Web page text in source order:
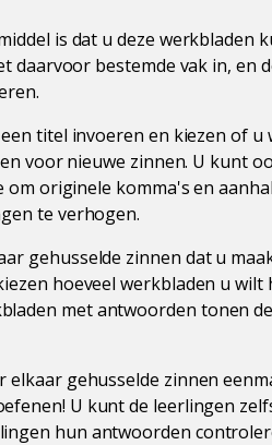
is dat u deze werkbladen
daarvoor bestemde vak in, en
titel invoeren en kiezen of u
voor nieuwe zinnen. U kunt
om originele komma's en
te verhogen.
gehusselde zinnen dat u
hoeveel werkbladen u
met antwoorden tonen
elkaar gehusselde zinnen
U kunt de leerlingen
hun antwoorden